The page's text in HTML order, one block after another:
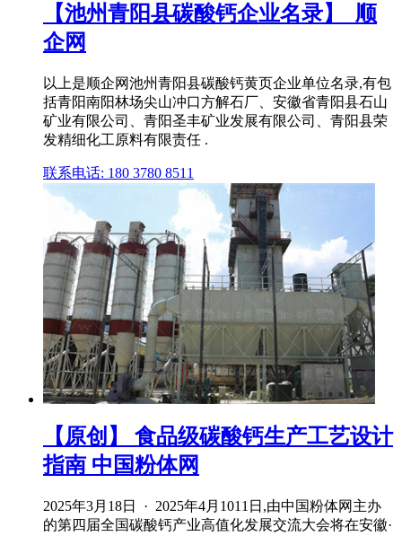
【池州青阳县碳酸钙企业名录】_顺
企网
以上是顺企网池州青阳县碳酸钙黄页企业单位名录,有包
括青阳南阳林场尖山冲口方解石厂、安徽省青阳县石山
矿业有限公司、青阳圣丰矿业发展有限公司、青阳县荣
发精细化工原料有限责任 .
联系电话: 180 3780 8511
【原创】 食品级碳酸钙生产工艺设计
指南 中国粉体网
2025年3月18日 · 2025年4月1011日,由中国粉体网主办
的第四届全国碳酸钙产业高值化发展交流大会将在安徽·